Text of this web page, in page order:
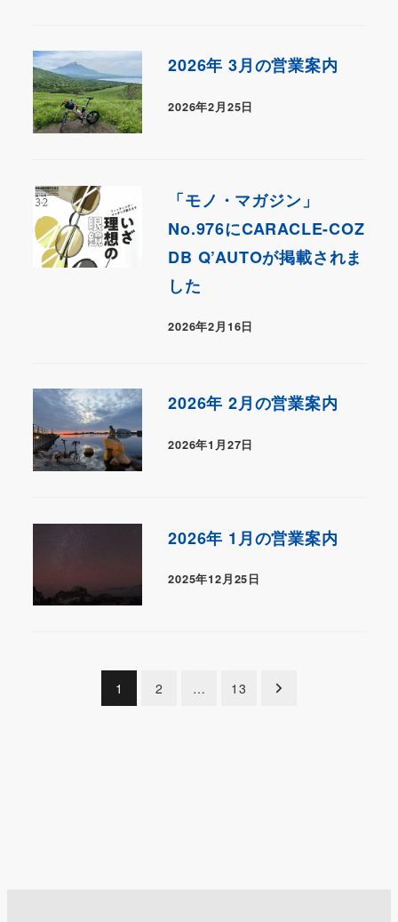
2026年 3月の営業案内
2026年2月25日
「モノ・マガジン」
No.976にCARACLE-COZ
DB Q’AUTOが掲載されま
した
2026年2月16日
2026年 2月の営業案内
2026年1月27日
2026年 1月の営業案内
2025年12月25日
1 2 … 13